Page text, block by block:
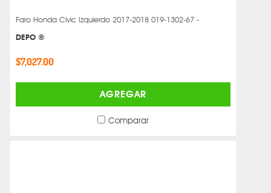
Faro Honda Civic Izquierdo 2017-2018 019-1302-67 -
DEPO ®
$7,027.00
AGREGAR
Comparar